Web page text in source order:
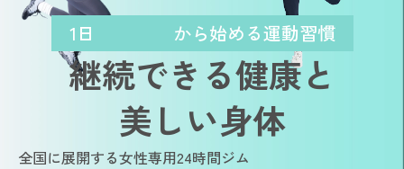
1日 から始める運動習慣
継続できる健康と
美しい身体
全国に展開する女性専用24時間ジム